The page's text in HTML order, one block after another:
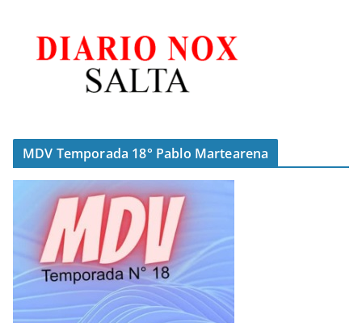
MDV Temporada 18° Pablo Martearena